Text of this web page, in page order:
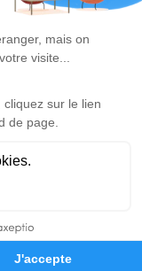
rendez-vous en